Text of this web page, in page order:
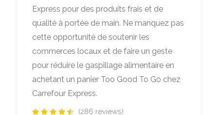
Express pour des produits frais et de
qualité à portée de main. Ne manquez pas
cette opportunité de soutenir les
commerces locaux et de faire un geste
pour réduire le gaspillage alimentaire en
achetant un panier Too Good To Go chez
Carrefour Express.
(286 reviews)